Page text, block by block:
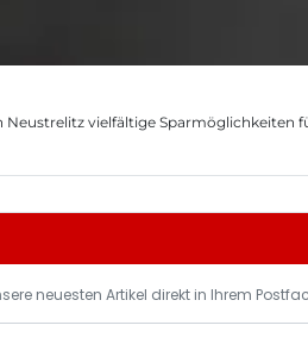
Neustrelitz vielfältige Sparmöglichkeiten
neuesten Artikel direkt in Ihrem